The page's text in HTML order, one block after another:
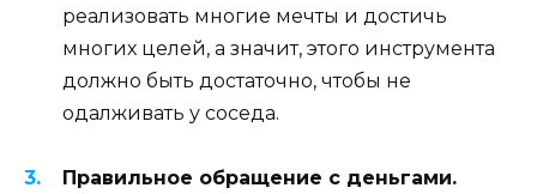
реализовать многие мечты и достичь
многих целей, а значит, этого инструмента
должно быть достаточно, чтобы не
одалживать у соседа.
Правильное обращение с деньгами.